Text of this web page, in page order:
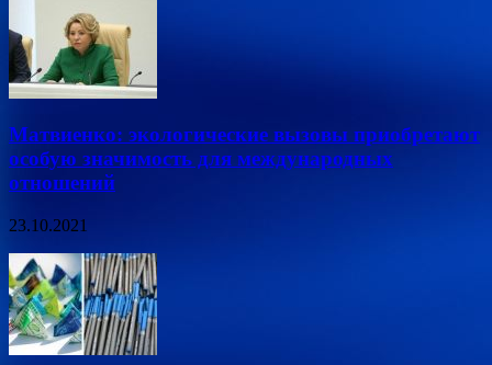
Матвиенко: экологические вызовы приобретают
особую значимость для международных
отношений
23.10.2021